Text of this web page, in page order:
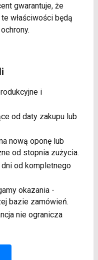
gwarantuje, że
właściwości będą
i
od daty zakupu lub
nową oponę lub
od stopnia zużycia.
dni od kompletnego
okazania -
bazie zamówień.
nie ogranicza